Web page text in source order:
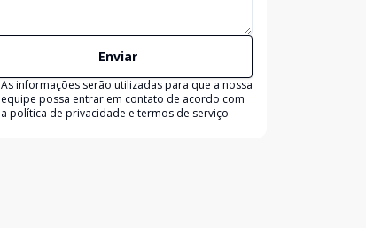
Enviar
As informações serão utilizadas para que a nossa
equipe possa entrar em contato de acordo com
a política de privacidade e termos de serviço